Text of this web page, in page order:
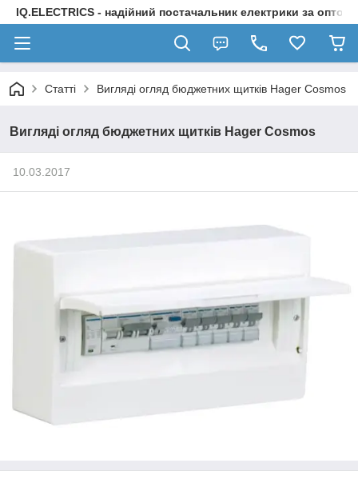
IQ.ELECTRICS - надійний постачальник електрики за
Статті Вигляді огляд бюджетних щитків Hager Cosmos
Вигляді огляд бюджетних щитків Hager Cosmos
10.03.2017